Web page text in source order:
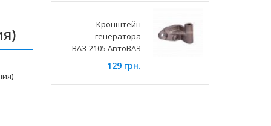
Кронштейн
генератора
ВАЗ-2105 АвтоВАЗ
129 грн.